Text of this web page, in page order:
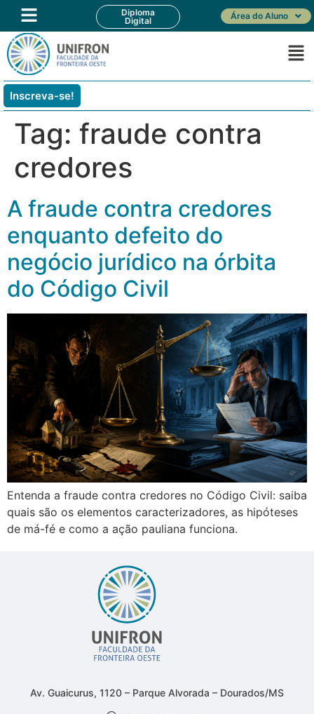
Diploma
Digital
Área do Aluno
Inscreva-se!
Tag: fraude contra
credores
A fraude contra credores
enquanto defeito do
negócio jurídico na órbita
do Código Civil
Entenda a fraude contra credores no Código Civil: saiba
quais são os elementos caracterizadores, as hipóteses
de má-fé e como a ação pauliana funciona.
Av. Guaicurus, 1120 – Parque Alvorada – Dourados/MS